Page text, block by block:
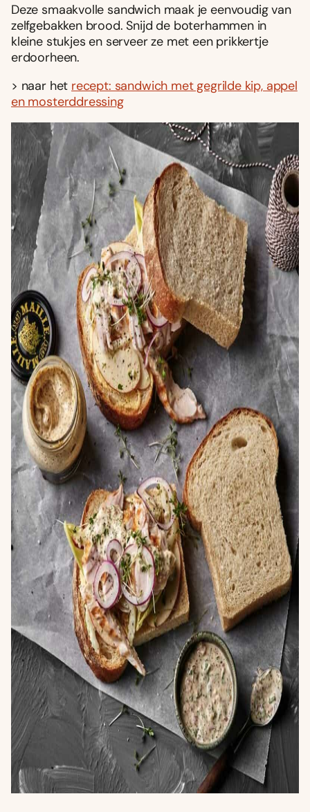
Deze smaakvolle sandwich maak je eenvoudig van
zelfgebakken brood. Snijd de boterhammen in
kleine stukjes en serveer ze met een prikkertje
erdoorheen.
> naar het recept: sandwich met gegrilde kip, appel
en mosterddressing